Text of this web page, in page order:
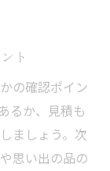
ト
の確認ポイン
るか、見積も
ましょう。次
思い出の品の